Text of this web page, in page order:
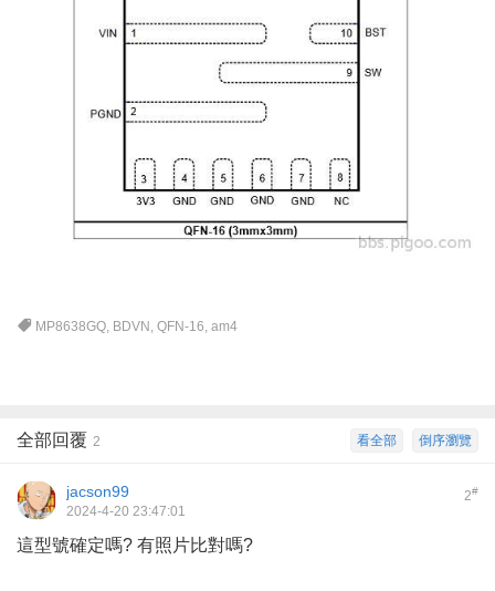
MP8638GQ, BDVN ,QFN-16,am4
倒序瀏覽
看全部
全部回覆 2
2#
jacson99
2024-4-20 23:47:01
這型號確定嗎? 有照片比對嗎?